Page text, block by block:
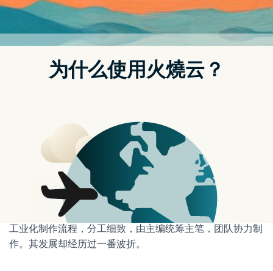
同样因「武魂」而广爲人知还有漫画《西行纪》，虽然故事
原型出自名着《西游记》，其故事设定却一反常态，师徒四
人重新踏上取经之路，竟是天界的一场筹谋，而人物设定也
与固有的印象不同，有史上最能打的唐三藏、历经磨难重生
的孙悟空、经书化作的慈悲仙子「天羽织」，更有迷雾重重
《西行纪》这部漫画出自香港漫画代表作者郑健和与邓志辉
之手，不仅获得金龙奖金奖，还被引进到法国、韩国、马来
西亚等国。在法国，《西行纪》的预售量甚至与《航海王》
相当，可以说真正实现了中国漫画的文化输出。
香港漫画作爲我国原创漫画的一个分支，吸取了欧美漫画的
工业化制作流程，分工细致，由主编统筹主笔，团队协力制
作。其发展却经历过一番波折。